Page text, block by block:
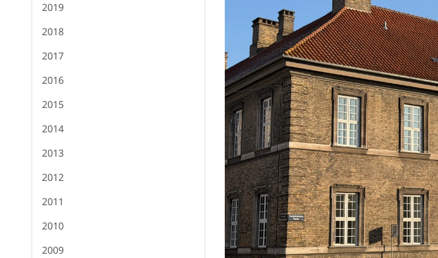
2019
2018
2017
2016
2015
2014
2013
2012
2011
2010
2009